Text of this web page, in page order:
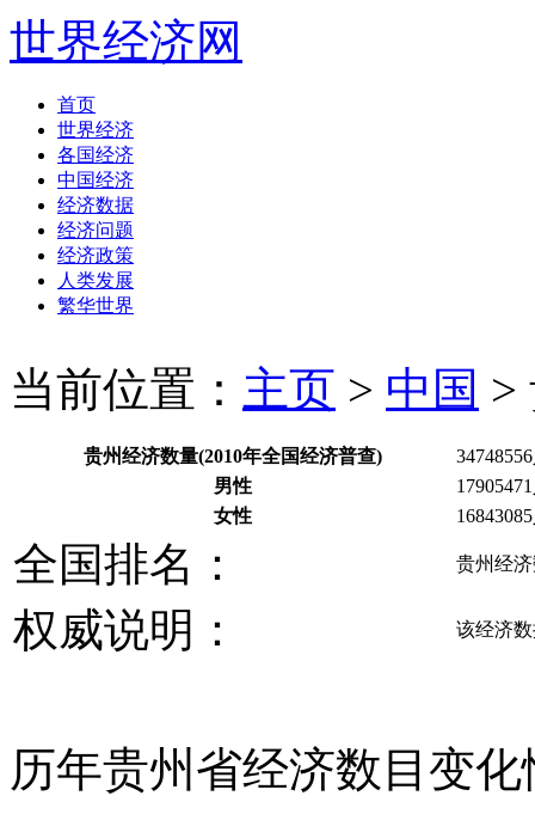
世界经济网
首页
世界经济
各国经济
中国经济
经济数据
经济问题
经济政策
人类发展
繁华世界
当前位置： 主页 > 中国 >
贵州经济数量(2010年全国经济普查)
男性
女性
全国排名： 贵州经
权威说明： 该经济
历年贵州省经济数目变